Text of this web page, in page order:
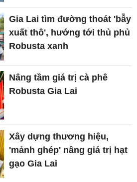
Gia Lai tìm đường thoát 'bẫy
xuất thô', hướng tới thủ phủ
Robusta xanh
Nâng tầm giá trị cà phê
Robusta Gia Lai
Xây dựng thương hiệu,
'mảnh ghép' nâng giá trị hạt
gạo Gia Lai